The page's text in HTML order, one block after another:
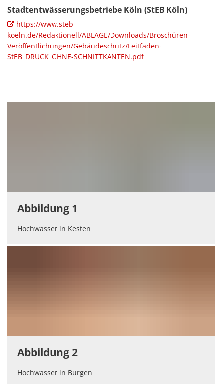
Stadtentwässerungsbetriebe Köln (StEB Köln)
https://www.steb-
koeln.de/Redaktionell/ABLAGE/Downloads/Broschüren-
Veröffentlichungen/Gebäudeschutz/Leitfaden-
StEB_DRUCK_OHNE-SCHNITTKANTEN.pdf
Abbildung 1
Hochwasser in Kesten
Abbildung 2
Hochwasser in Burgen